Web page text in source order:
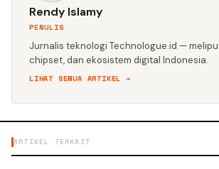
Rendy Islamy
PENULIS
Jurnalis teknologi Technologue.id —
chipset, dan ekosistem digital Indonesia.
LIHAT SEMUA ARTIKEL →
ARTIKEL TERKAIT